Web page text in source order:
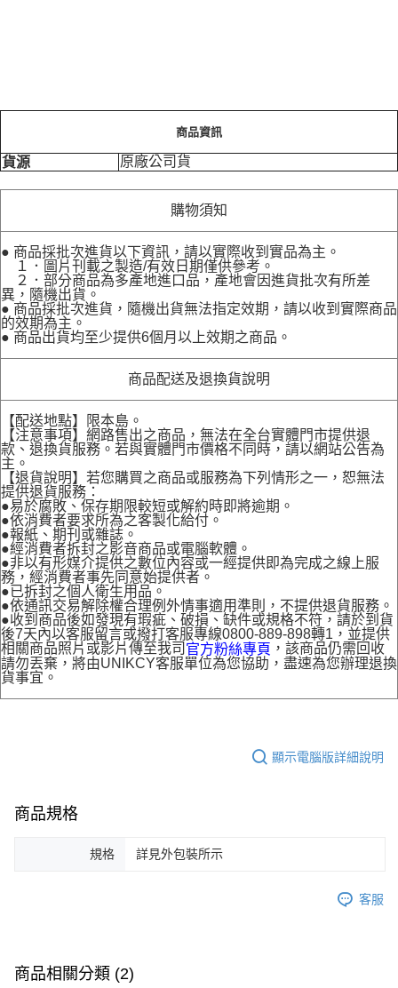
每筆NT$100，滿NT$799(含以上)免運費
商品資訊
貨源 原廠公司貨
購物須知
● 商品採批次進貨以下資訊，請以實際收到實品為主。
１．圖片刊載之製造/有效日期僅供參考。
２．部分商品為多產地進口品，產地會因進貨批次有所差
異，隨機出貨。
● 商品採批次進貨，隨機出貨無法指定效期，請以收到實際商品
的效期為主。
● 商品出貨均至少提供6個月以上效期之商品。
商品配送及退換貨說明
【配送地點】限本島。
【注意事項】網路售出之商品，無法在全台實體門市提供退
款、退換貨服務。若與實體門市價格不同時，請以網站公告為
主。
【退貨說明】若您購買之商品或服務為下列情形之一，恕無法
提供退貨服務：
●易於腐敗、保存期限較短或解約時即將逾期。
●依消費者要求所為之客製化給付。
●報紙、期刊或雜誌。
●經消費者拆封之影音商品或電腦軟體。
●非以有形媒介提供之數位內容或一經提供即為完成之線上服
務，經消費者事先同意始提供者。
●已拆封之個人衛生用品。
●依通訊交易解除權合理例外情事適用準則，不提供退貨服務。
●收到商品後如發現有瑕疵、破損、缺件或規格不符，請於到貨
後7天內以客服留言或撥打客服專線0800-889-898轉1，並提供
相關商品照片或影片傳至我司 官方粉絲專頁 ，該商品仍需回收
請勿丟棄，將由UNIKCY客服單位為您協助，盡速為您辦理退換
貨事宜。
顯示電腦版詳細說明
商品規格
規格 詳見外包裝所示
客服
商品相關分類 (2)